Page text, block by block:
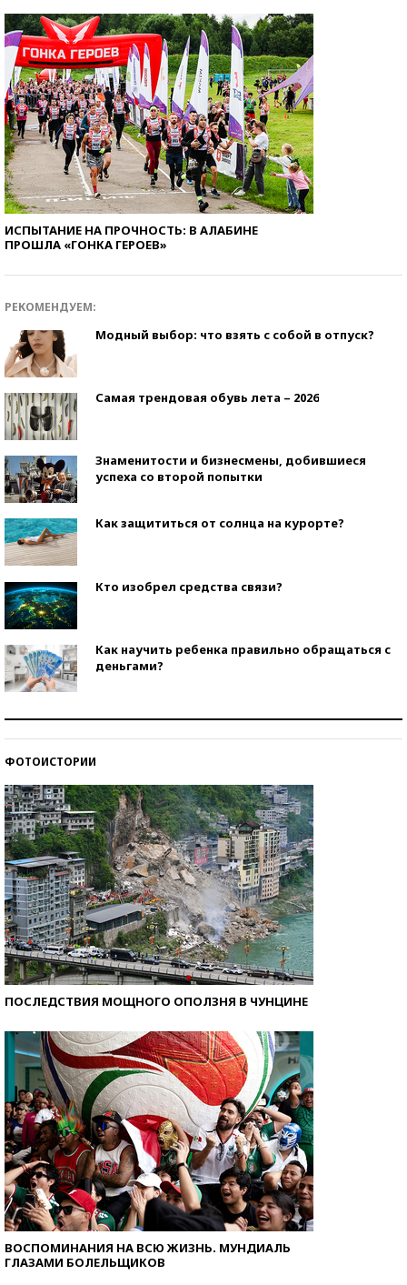
ИСПЫТАНИЕ НА ПРОЧНОСТЬ: В АЛАБИНЕ
ПРОШЛА «ГОНКА ГЕРОЕВ»
РЕКОМЕНДУЕМ:
Модный выбор: что взять с собой в отпуск?
Самая трендовая обувь лета – 2026
Знаменитости и бизнесмены, добившиеся
успеха со второй попытки
Как защититься от солнца на курорте?
Кто изобрел средства связи?
Как научить ребенка правильно обращаться с
деньгами?
ФОТОИСТОРИИ
ПОСЛЕДСТВИЯ МОЩНОГО ОПОЛЗНЯ В ЧУНЦИНЕ
ВОСПОМИНАНИЯ НА ВСЮ ЖИЗНЬ. МУНДИАЛЬ
ГЛАЗАМИ БОЛЕЛЬЩИКОВ